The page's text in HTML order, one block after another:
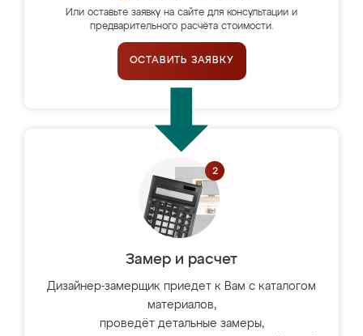
Или оставьте заявку на сайте для консультации и
предварительного расчёта стоимости.
ОСТАВИТЬ ЗАЯВКУ
Замер и расчет
Дизайнер-замерщик приедет к Вам с каталогом
материалов,
проведёт детальные замеры,